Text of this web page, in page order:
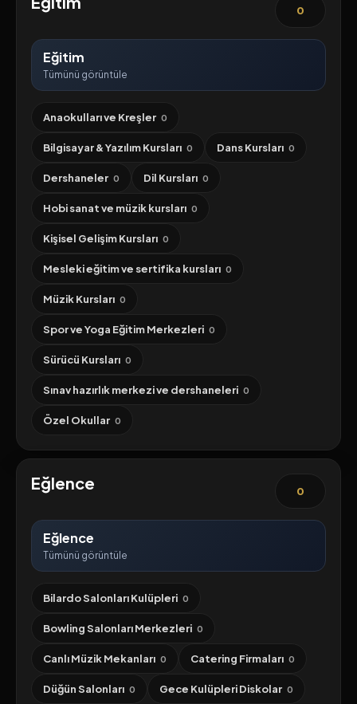
0
Eğitim
Tümünü görüntüle
Anaokulları ve Kreşler 0
Bilgisayar & Yazılım Kursları 0 Dans Kursları 0
Dershaneler 0 Dil Kursları 0
Hobi sanat ve müzik kursları 0
Kişisel Gelişim Kursları 0
Mesleki eğitim ve sertifika kursları 0
Müzik Kursları 0
Spor ve Yoga Eğitim Merkezleri 0
Sürücü Kursları 0
Sınav hazırlık merkezi ve dershaneleri 0
Özel Okullar 0
Eğlence 0
Eğlence
Tümünü görüntüle
Bilardo Salonları Kulüpleri 0
Bowling Salonları Merkezleri 0
Canlı Müzik Mekanları 0 Catering Firmaları 0
Düğün Salonları 0 Gece Kulüpleri Diskolar 0